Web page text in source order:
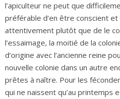
l’apiculteur ne peut que
préférable d’en être conscient et
attentivement plutôt que de le
l’essaimage, la moitié de la
d’origine avec l’ancienne reine
nouvelle colonie dans un autre
prêtes à naître. Pour les
qui ne naissent qu’au printemps